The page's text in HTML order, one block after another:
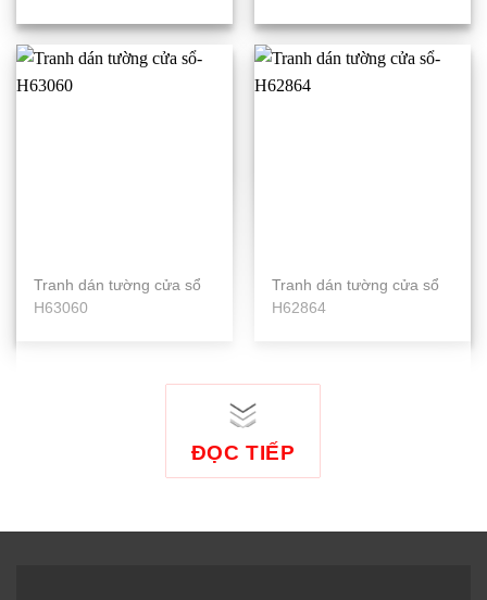
Tranh dán tường cửa sổ
H63060
Tranh dán tường cửa sổ
H62864
ĐỌC TIẾP